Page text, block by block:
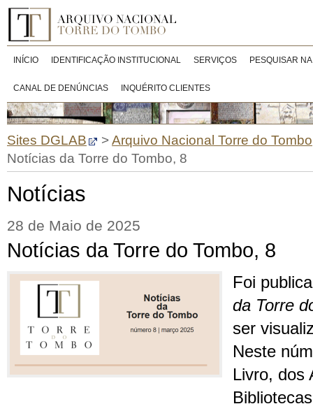
INÍCIO IDENTIFICAÇÃO INSTITUCIONAL SERVIÇOS PESQUISAR
CANAL DE DENÚNCIAS INQUÉRITO CLIENTES
Sites DGLAB >Arquivo Nacional Torre do Tombo
Notícias da Torre do Tombo, 8
Notícias
28 de Maio de 2025
Notícias da Torre do Tombo, 8
Foi
da Torre
ser
Neste
Livro, dos